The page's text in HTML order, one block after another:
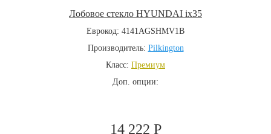
Лобовое стекло HYUNDAI ix35
Еврокод: 4141AGSHMV1B
Производитель: Pilkington
Класс: Премиум
Доп. опции:
14 222 Р